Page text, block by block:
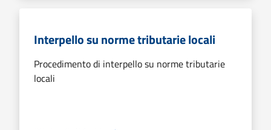
Interpello su norme tributarie locali
Procedimento di interpello su norme tributarie
locali